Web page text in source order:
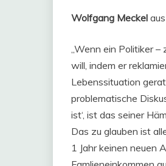
Wolfgang Meckel
„Wenn ein Politiker
will, indem er
Lebenssituation
problematische
ist‘, ist das seiner
Das zu glauben ist
1 Jahr keinen neuen